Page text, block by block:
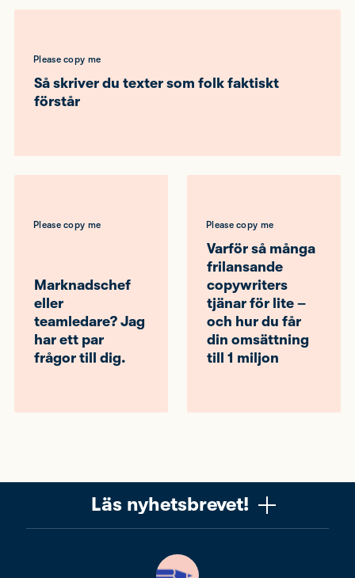
Please copy me
Så skriver du texter som folk faktiskt
förstår
Please copy me
Marknadschef
eller
teamledare? Jag
har ett par
frågor till dig.
Please copy me
Varför så många
frilansande
copywriters
tjänar för lite –
och hur du får
din omsättning
till 1 miljon
Läs nyhetsbrevet!
Ta chansen! Det är jag (Mattias) som skriver det, och